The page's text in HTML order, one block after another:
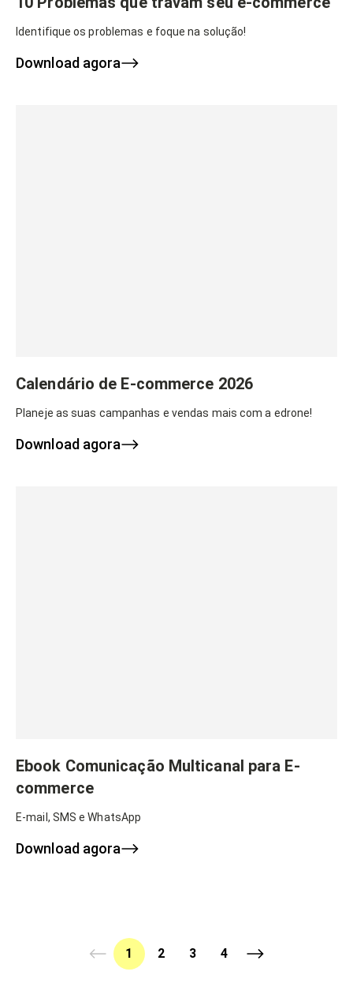
Identifique os problemas e foque na solução!
Download agora
Calendário de E-commerce 2026
Planeje as suas campanhas e vendas mais com a edrone!
Download agora
Ebook Comunicação Multicanal para E-
commerce
E-mail, SMS e WhatsApp
Download agora
1 2 3 4